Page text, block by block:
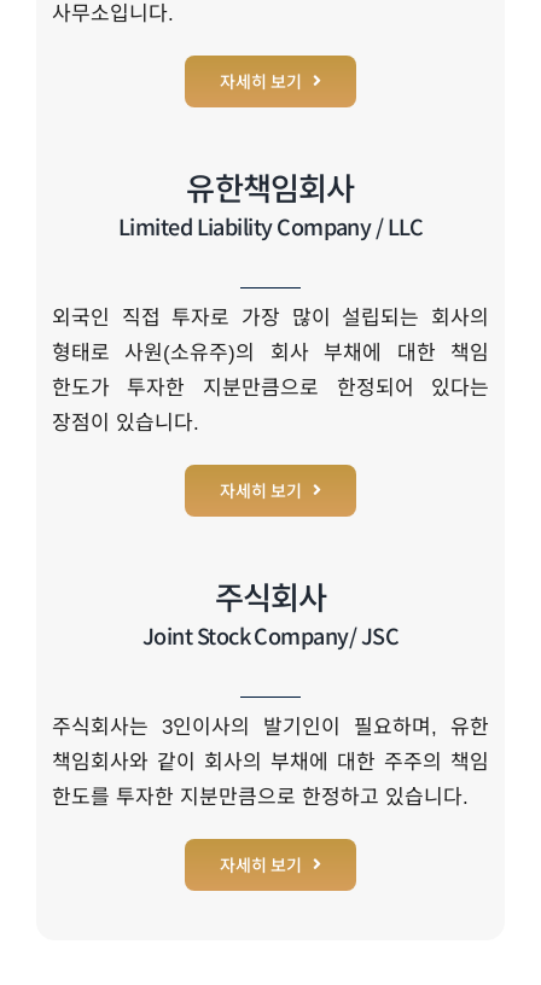
사무소입니다.
자세히 보기
유한책임회사
Limited Liability Company / LLC
외국인 직접 투자로 가장 많이 설립되는 회사의
형태로 사원(소유주)의 회사 부채에 대한 책임
한도가 투자한 지분만큼으로 한정되어 있다는
장점이 있습니다.
자세히 보기
주식회사
Joint Stock Company/ JSC
주식회사는 3인이사의 발기인이 필요하며, 유한
책임회사와 같이 회사의 부채에 대한 주주의 책임
한도를 투자한 지분만큼으로 한정하고 있습니다.
자세히 보기